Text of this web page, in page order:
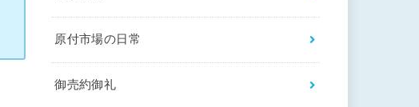
原付市場の日常
御売約御礼